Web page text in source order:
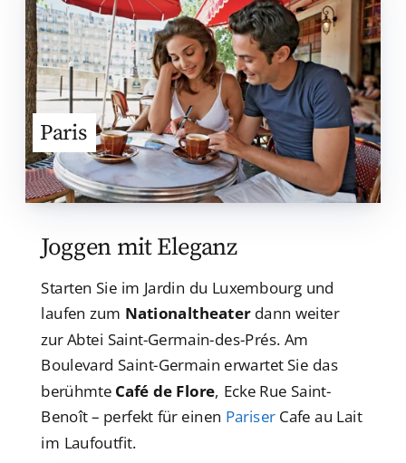
Paris
Joggen mit Eleganz
Starten Sie im Jardin du Luxembourg und
laufen zum Nationaltheater dann weiter
zur Abtei Saint-Germain-des-Prés. Am
Boulevard Saint-Germain erwartet Sie das
berühmte Café de Flore, Ecke Rue Saint-
Benoît – perfekt für einen PariserCafe au Lait
im Laufoutfit.